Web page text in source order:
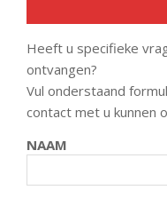
Heeft u specifieke
ontvangen?
Vul onderstaand
contact met u kunnen
NAAM